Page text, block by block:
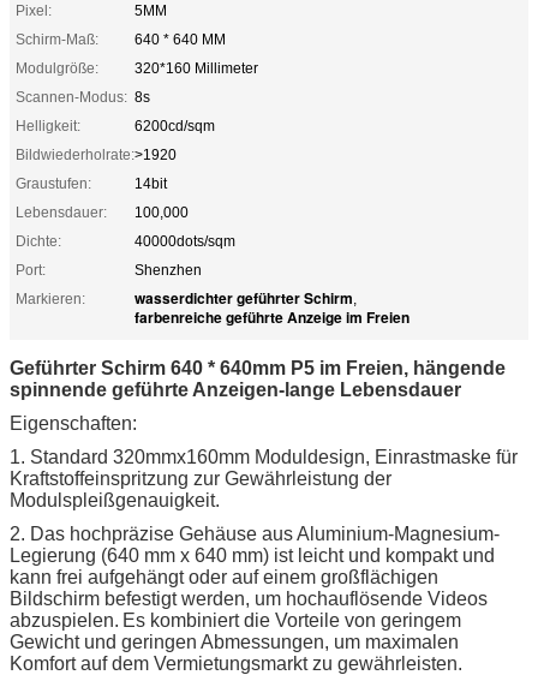
Pixel:
5MM
Schirm-Maß:
640 * 640 MM
Modulgröße:
320*160 Millimeter
Scannen-Modus: 8s
Helligkeit:
6200cd/sqm
Bildwiederholrate:>1920
Graustufen:
14bit
Lebensdauer:
100,000
Dichte:
40000dots/sqm
Port:
Shenzhen
Markieren:
wasserdichter geführter Schirm,
farbenreiche geführte Anzeige im Freien
Geführter Schirm 640 * 640mm P5 im Freien, hängende
spinnende geführte Anzeigen-lange Lebensdauer
Eigenschaften:
1. Standard 320mmx160mm Moduldesign, Einrastmaske für
Kraftstoffeinspritzung zur Gewährleistung der
Modulspleißgenauigkeit.
2. Das hochpräzise Gehäuse aus Aluminium-Magnesium-
Legierung (640 mm x 640 mm) ist leicht und kompakt und
kann frei aufgehängt oder auf einem großflächigen
Bildschirm befestigt werden, um hochauflösende Videos
abzuspielen. Es kombiniert die Vorteile von geringem
Gewicht und geringen Abmessungen, um maximalen
Komfort auf dem Vermietungsmarkt zu gewährleisten.